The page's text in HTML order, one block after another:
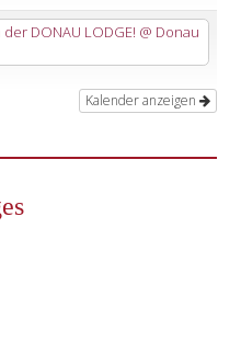
der DONAU LODGE! @ Donau
Kalender anzeigen